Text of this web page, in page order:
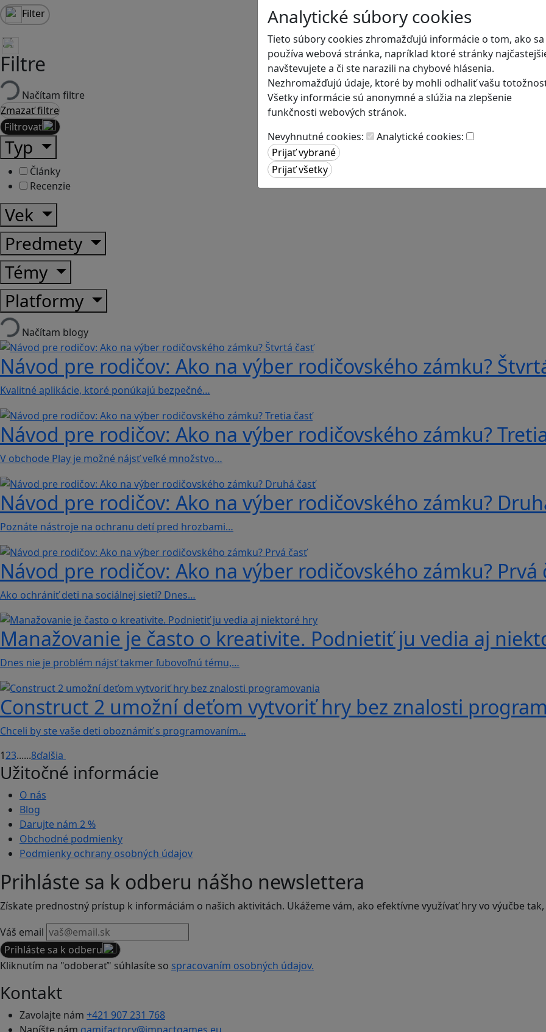
Analytické súbory cookies
Tieto súbory cookies zhromažďujú informácie o tom, ako sa
používa webová stránka, napríklad ktoré stránky
navštevujete a či ste narazili na chybové hlásenia.
Nezhromažďujú údaje, ktoré by mohli odhaliť vašu
Všetky informácie sú anonymné a slúžia na zlepšenie
funkčnosti webových stránok.
Nevyhnutné cookies:
Analytické cookies:
Filter
Filtre
Načítam filtre
Zmazať filtre
Filtrovať
Typ
Články
Recenzie
Vek
Predmety
Témy
Platformy
Načítam blogy
Návod pre rodičov: Ako na výber rodičovského zámku?
Kvalitné aplikácie, ktoré ponúkajú bezpečné…
Návod pre rodičov: Ako na výber rodičovského zámku?
V obchode Play je možné nájsť veľké množstvo…
Návod pre rodičov: Ako na výber rodičovského zámku?
Poznáte nástroje na ochranu detí pred hrozbami…
Návod pre rodičov: Ako na výber rodičovského zámku? Prvá
Ako ochrániť deti na sociálnej sieti? Dnes…
Manažovanie je často o kreativite. Podnietiť ju vedia aj
Dnes nie je problém nájsť takmer ľubovoľnú tému,…
Construct 2 umožní deťom vytvoriť hry bez znalosti
Chceli by ste vaše deti oboznámiť s programovaním…
123......8ďalšia
Užitočné informácie
O nás
Blog
Darujte nám 2 %
Obchodné podmienky
Podmienky ochrany osobných údajov
Prihláste sa k odberu nášho newslettera
Získate prednostný prístup k informáciám o našich aktivitách. Ukážeme vám, ako efektívne využívať hry vo výučbe
Váš email
Prihláste sa k odberu
Kliknutím na "odoberať" súhlasíte so spracovaním osobných údajov.
Kontakt
Zavolajte nám +421 907 231 768